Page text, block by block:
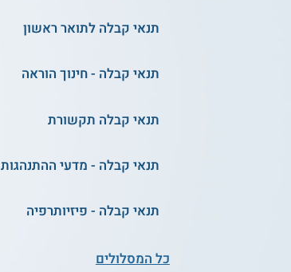
שירות אישי חינם
המחשב
הטכניון
אוניברסיטת תל אביב
תנאי קבלה לתואר ראשון
תנאי קבלה - חינוך הוראה
תנאי קבלה תקשורת
תנאי קבלה - מדעי ההתנהגות
תנאי קבלה - פיזיותרפיה
כל המסלולים